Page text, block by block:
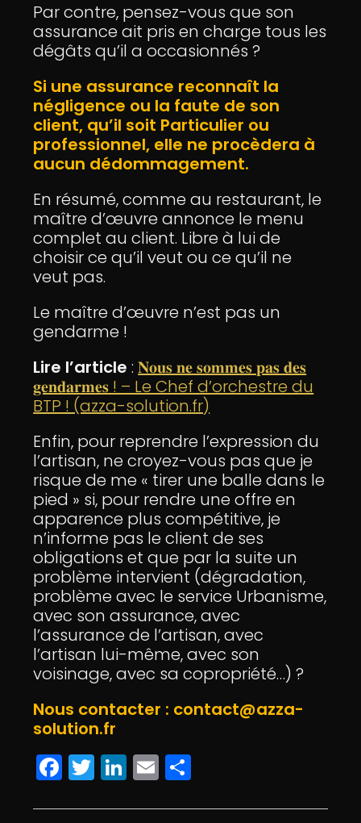
Par contre, pensez-vous que son
assurance ait pris en charge tous les
dégâts qu’il a occasionnés ?
Si une assurance reconnaît la
négligence ou la faute de son
client, qu’il soit Particulier ou
professionnel, elle ne procèdera à
aucun dédommagement.
En résumé, comme au restaurant, le
maître d’œuvre annonce le menu
complet au client. Libre à lui de
choisir ce qu’il veut ou ce qu’il ne
veut pas.
Le maître d’œuvre n’est pas un
gendarme !
Lire l’article :𝐍𝐨𝐮𝐬 𝐧𝐞 𝐬𝐨𝐦𝐦𝐞𝐬 𝐩𝐚𝐬 𝐝𝐞𝐬
𝐠𝐞𝐧𝐝𝐚𝐫𝐦𝐞𝐬 ! – Le Chef d’orchestre du
BTP ! (azza-solution.fr)
Enfin, pour reprendre l’expression du
l’artisan, ne croyez-vous pas que je
risque de me « tirer une balle dans le
pied » si, pour rendre une offre en
apparence plus compétitive, je
n’informe pas le client de ses
obligations et que par la suite un
problème intervient (dégradation,
problème avec le service Urbanisme,
avec son assurance, avec
l’assurance de l’artisan, avec
l’artisan lui-même, avec son
voisinage, avec sa copropriété…) ?
Nous contacter : contact@azza-
solution.fr
F
a
T
w
Li
n
E
m